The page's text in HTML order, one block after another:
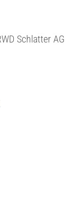
Schlatter AG